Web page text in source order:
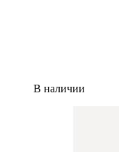
В наличии